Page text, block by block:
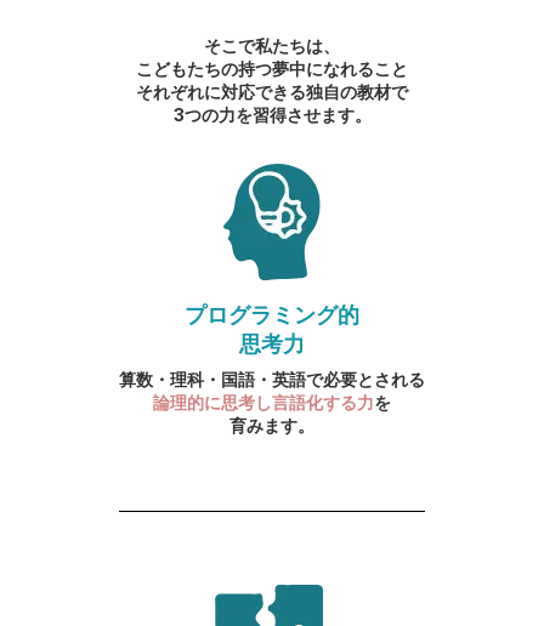
そこで私たちは、
こどもたちの持つ夢中になれること
それぞれに対応できる独自の教材で
3つの力を習得させます。
プログラミング的
思考力
算数・理科・国語・英語で必要とされる
論理的に思考し言語化する力を
育みます。